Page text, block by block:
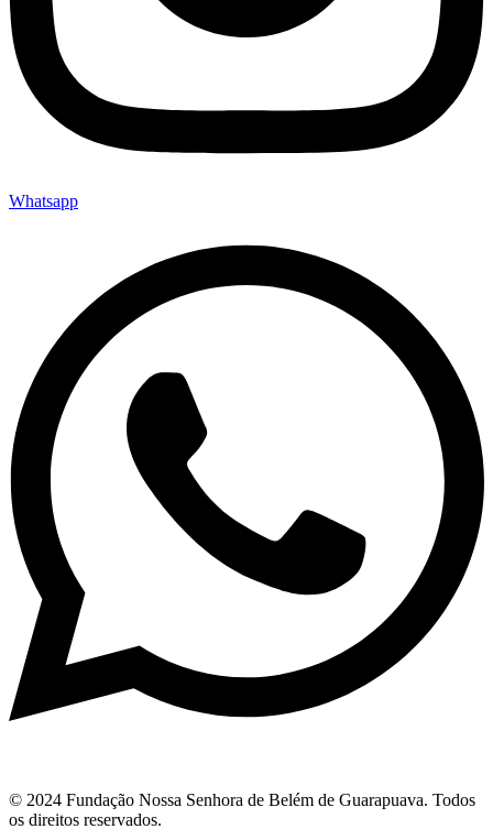
Whatsapp
© 2024 Fundação Nossa Senhora de Belém de Guarapuava. Todos
os direitos reservados.